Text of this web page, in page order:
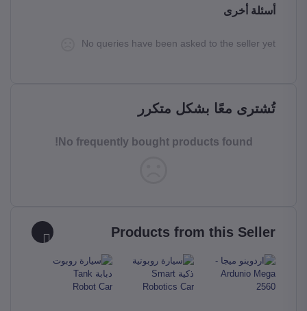
أسئلة أخرى
No queries have been asked to the seller yet
تُشترى معًا بشكل متكرر
No frequently bought products found!
Products from this Seller